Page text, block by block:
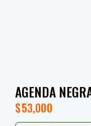
AGENDA
$53,000